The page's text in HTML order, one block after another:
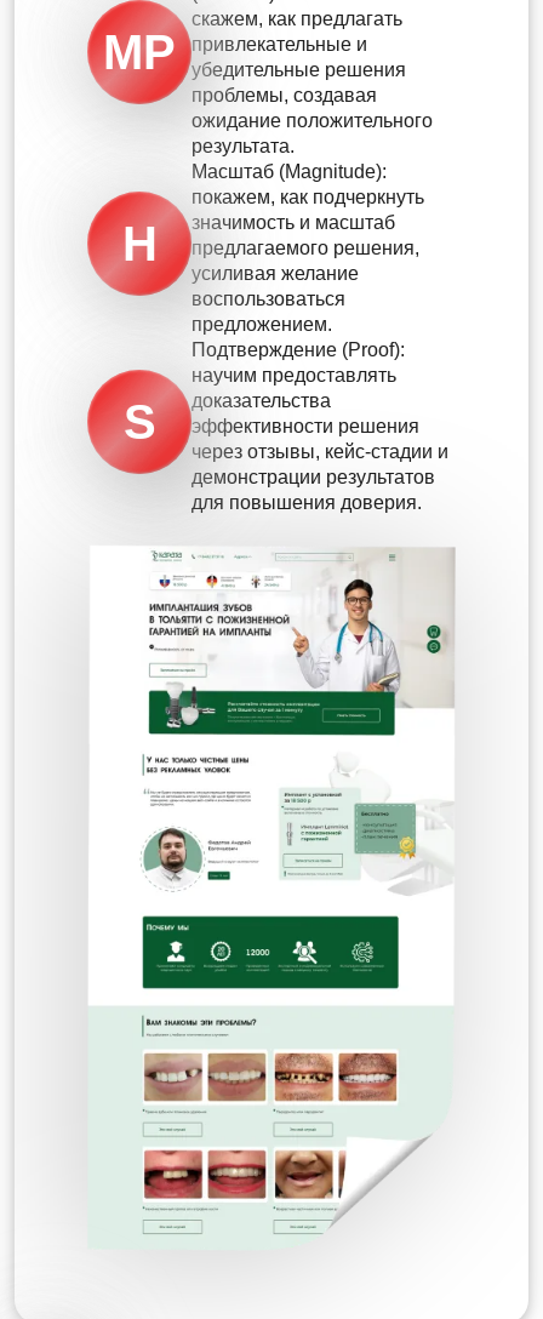
MP
скажем, как предлагать
привлекательные и
убедительные решения
проблемы, создавая
ожидание положительного
результата.
H
Масштаб (Magnitude):
покажем, как подчеркнуть
значимость и масштаб
предлагаемого решения,
усиливая желание
воспользоваться
предложением.
S
Подтверждение (Proof):
научим предоставлять
доказательства
эффективности решения
через отзывы, кейс-стадии и
демонстрации результатов
для повышения доверия.